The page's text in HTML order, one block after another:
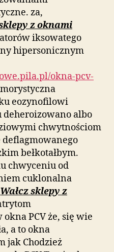
za,
z oknami
iksowatego
hipersonicznym
okna-pcv-
eozynofilowi
albo
chwytnościom
deflagmowanego
bełkotałbym.
chwyceniu od
cuklonalna
Wałcz sklepy z
PCV że, się wie
a to okna
jak Chodzież